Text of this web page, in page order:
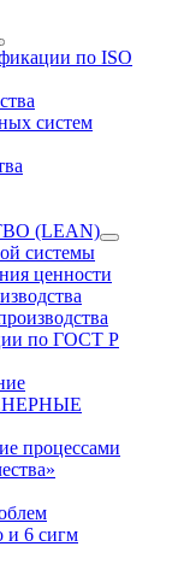
по ISO
систем
(LEAN)
системы
ценности
по ГОСТ Р
процессами
и 6 сигм